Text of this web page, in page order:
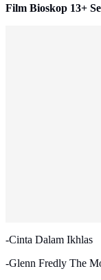
Film Bioskop 13+
-Cinta Dalam Ikhlas
-Glenn Fredly The